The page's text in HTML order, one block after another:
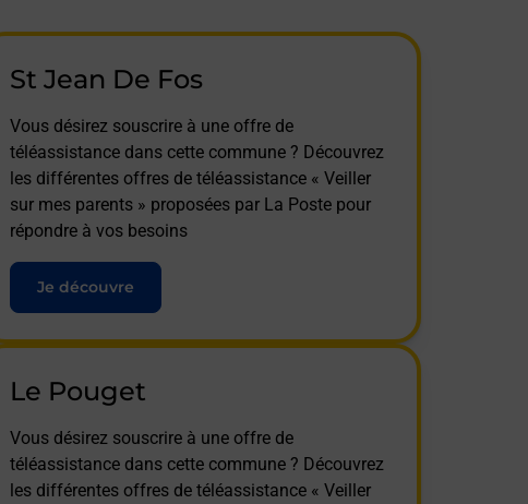
St Jean De Fos
Vous désirez souscrire à une offre de
téléassistance dans cette commune ? Découvrez
les différentes offres de téléassistance « Veiller
sur mes parents » proposées par La Poste pour
répondre à vos besoins
Je découvre
Le Pouget
Vous désirez souscrire à une offre de
téléassistance dans cette commune ? Découvrez
les différentes offres de téléassistance « Veiller